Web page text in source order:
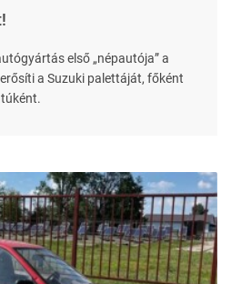
első „népautója” a
a Suzuki palettáját, főként